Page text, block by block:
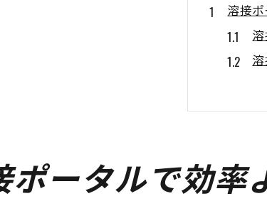
溶接
資格
ポータルで効率